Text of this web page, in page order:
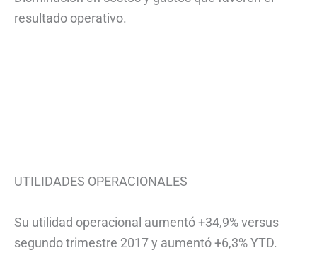
resultado operativo.
UTILIDADES OPERACIONALES
Su utilidad operacional aumentó +34,9% versus
segundo trimestre 2017 y aumentó +6,3% YTD.